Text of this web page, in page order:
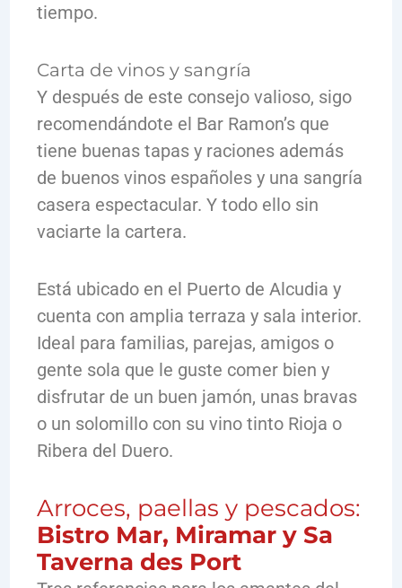
tiempo.
Carta de vinos y sangría
Y después de este consejo valioso, sigo
recomendándote el Bar Ramon’s que
tiene buenas tapas y raciones además
de buenos vinos españoles y una sangría
casera espectacular. Y todo ello sin
vaciarte la cartera.
Está ubicado en el Puerto de Alcudia y
cuenta con amplia terraza y sala interior.
Ideal para familias, parejas, amigos o
gente sola que le guste comer bien y
disfrutar de un buen jamón, unas bravas
o un solomillo con su vino tinto Rioja o
Ribera del Duero.
Arroces, paellas y pescados:
Bistro Mar, Miramar y Sa
Taverna des Port